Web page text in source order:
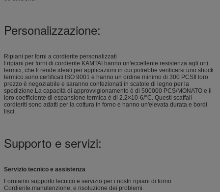
Personalizzazione:
Ripiani per forni a cordierite personalizzati
I ripiani per forni di cordierite KAMTAI hanno un'eccellente resistenza agli urti
termici, che li rende ideali per applicazioni in cui potrebbe verificarsi uno shock
termico.sono certificati ISO 9001 e hanno un ordine minimo di 300 PCSIl loro
prezzo è negoziabile e saranno confezionati in scatole di legno per la
spedizione.La capacità di approvvigionamento è di 500000 PCS/MONATO e il
loro coefficiente di espansione termica è di 2.2×10-6/°C. Questi scaffali
cordieriti sono adatti per la cottura in forno e hanno un'elevata durata e bordi
lisci.
Supporto e servizi:
Servizio tecnico e assistenza
Forniamo supporto tecnico e servizio per i nostri ripiani di forno
Cordierite.manutenzione, e risoluzione dei problemi.